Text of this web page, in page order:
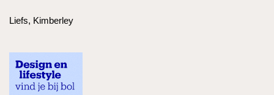
Liefs, Kimberley